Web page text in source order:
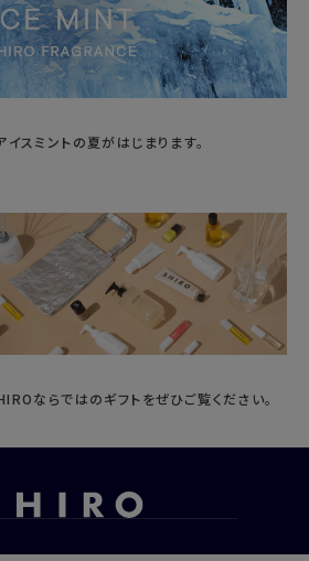
スミントの夏がはじまります。
ならではのギフトをぜひご覧ください。